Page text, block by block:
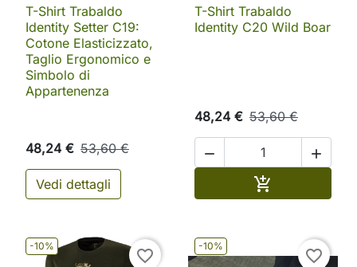
T-Shirt Trabaldo
Identity Setter C19:
Cotone Elasticizzato,
Taglio Ergonomico e
Simbolo di
Appartenenza
48,24 € 53,60 €
Vedi dettagli
T-Shirt Trabaldo
Identity C20 Wild Boar
48,24 € 53,60 €
 

-10%
favorite_border
-10%
favorite_border